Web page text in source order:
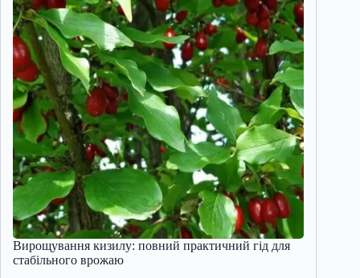
Вирощування кизилу: повний практичний гід для
стабільного врожаю